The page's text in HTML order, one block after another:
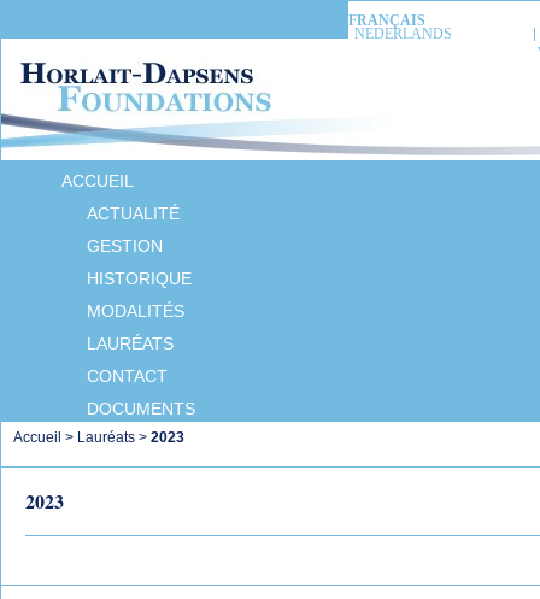
FRANÇAIS
NEDERLANDS
ACCUEIL
ACTUALITÉ
GESTION
HISTORIQUE
MODALITÉS
LAURÉATS
CONTACT
DOCUMENTS
Accueil > Lauréats > 2023
2023